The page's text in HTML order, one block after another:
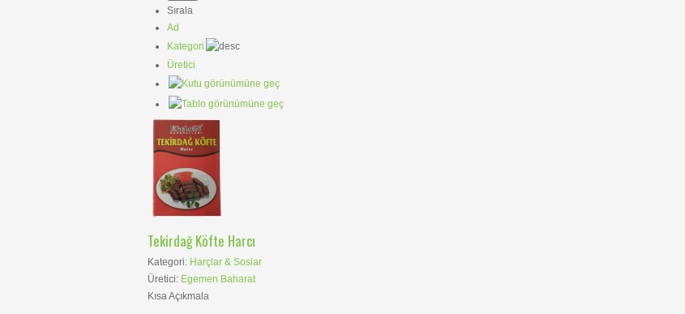
Sırala
Ad
Kategori
Üretici
Tekirdağ Köfte Harcı
Kategori: Harçlar & Soslar
Üretici: Egemen Baharat
Kısa Açıkmala